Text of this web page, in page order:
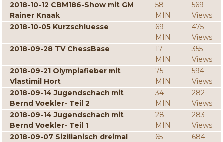
2018-10-12 CBM186-Show mit GM
Rainer Knaak
58
MIN
569
Views
2018-10-05 Kurzschluesse
69
MIN
475
Views
2018-09-28 TV ChessBase
17
MIN
355
Views
2018-09-21 Olympiafieber mit
Vlastimil Hort
75
MIN
594
Views
2018-09-14 Jugendschach mit
Bernd Voekler- Teil 2
34
MIN
282
Views
2018-09-14 Jugendschach mit
Bernd Voekler- Teil 1
28
MIN
283
Views
2018-09-07 Sizilianisch dreimal
65
684